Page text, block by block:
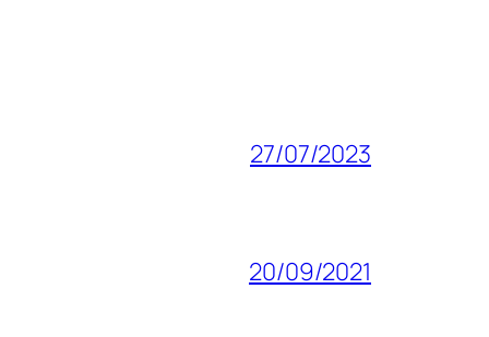
27/07/2023
20/09/2021